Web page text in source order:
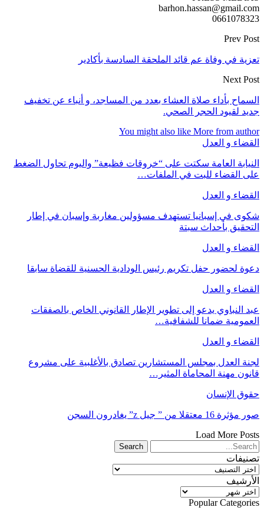
barhon.hassan@gmail.com
0661078323
Prev Post
تعزية في وفاة عم قائد الملحقة السادسة بأكادير
Next Post
السماح بأداء صلاة العشاء بعدد من المساجد، و أنباء عن تخفيف
جديد لقيود الحجر الصحي.
You might also like More from author
القضاء و العدل
النيابة العامة سكتت على “خروقات فظيعة” واليوم تحاول الضغط
على القضاء للبت في الملفات…
القضاء و العدل
شكوى في إسبانيا تستهدف مسؤولين مغاربة وإسبان في إطار
التحقيق بأحداث سبتة
القضاء و العدل
دعوة لحضور حفل تكريم رئيس الودادية الحسنية للقضاة سابقا
القضاء و العدل
عبد النباوي يدعو إلى تطوير الإطار القانوني الخاص بالصفقات
العمومية ضمانا للشفافية…
القضاء و العدل
لجنة العدل بمجلس المستشارين تصادق بالأغلبية على مشروع
قانون مهنة المحاماة المثير…
حقوق الإنسان
صور مؤثرة 16 معتقلا من ” جيل z” يغادرون السجن
Load More Posts
تصنيفات
تصنيفات
الأرشيف
الأرشيف
Popular Categories